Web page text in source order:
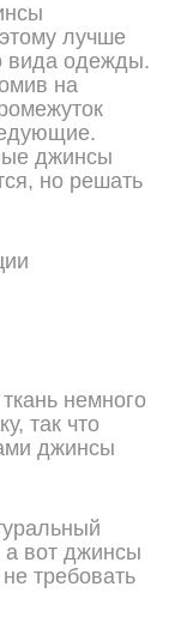
лучше
вида одежды.
на
джинсы
но решать
немного
так что
джинсы
а вот джинсы
требовать